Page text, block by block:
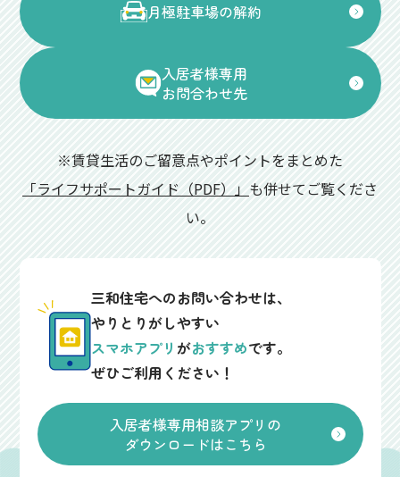
月極駐車場の解約
入居者様専用
お問合わせ先
※賃貸生活のご留意点やポイントをまとめた
「ライフサポートガイド（PDF）」 も併せてご覧くださ
い。
三和住宅へのお問い合わせは、
やりとりがしやすい
スマホアプリ がおすすめです。
ぜひご利用ください！
入居者様専用相談アプリの
ダウンロードはこちら